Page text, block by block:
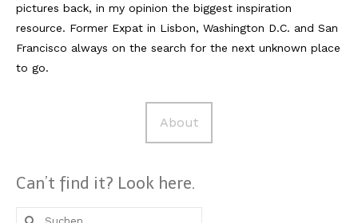
pictures back, in my opinion the biggest inspiration
resource. Former Expat in Lisbon, Washington D.C. and San
Francisco always on the search for the next unknown place
to go.
About
Can’t find it? Look here.
Suche